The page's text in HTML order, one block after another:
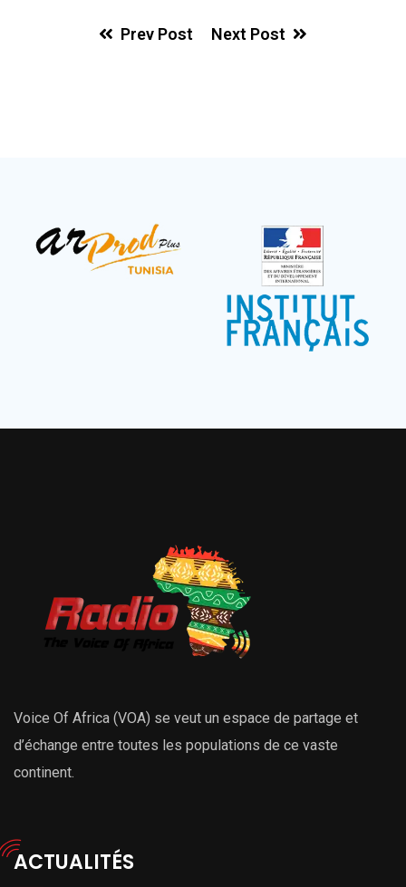
Prev Post Next Post
Voice Of Africa (VOA) se veut un espace de partage et
d’échange entre toutes les populations de ce vaste
continent.
ACTUALITÉS